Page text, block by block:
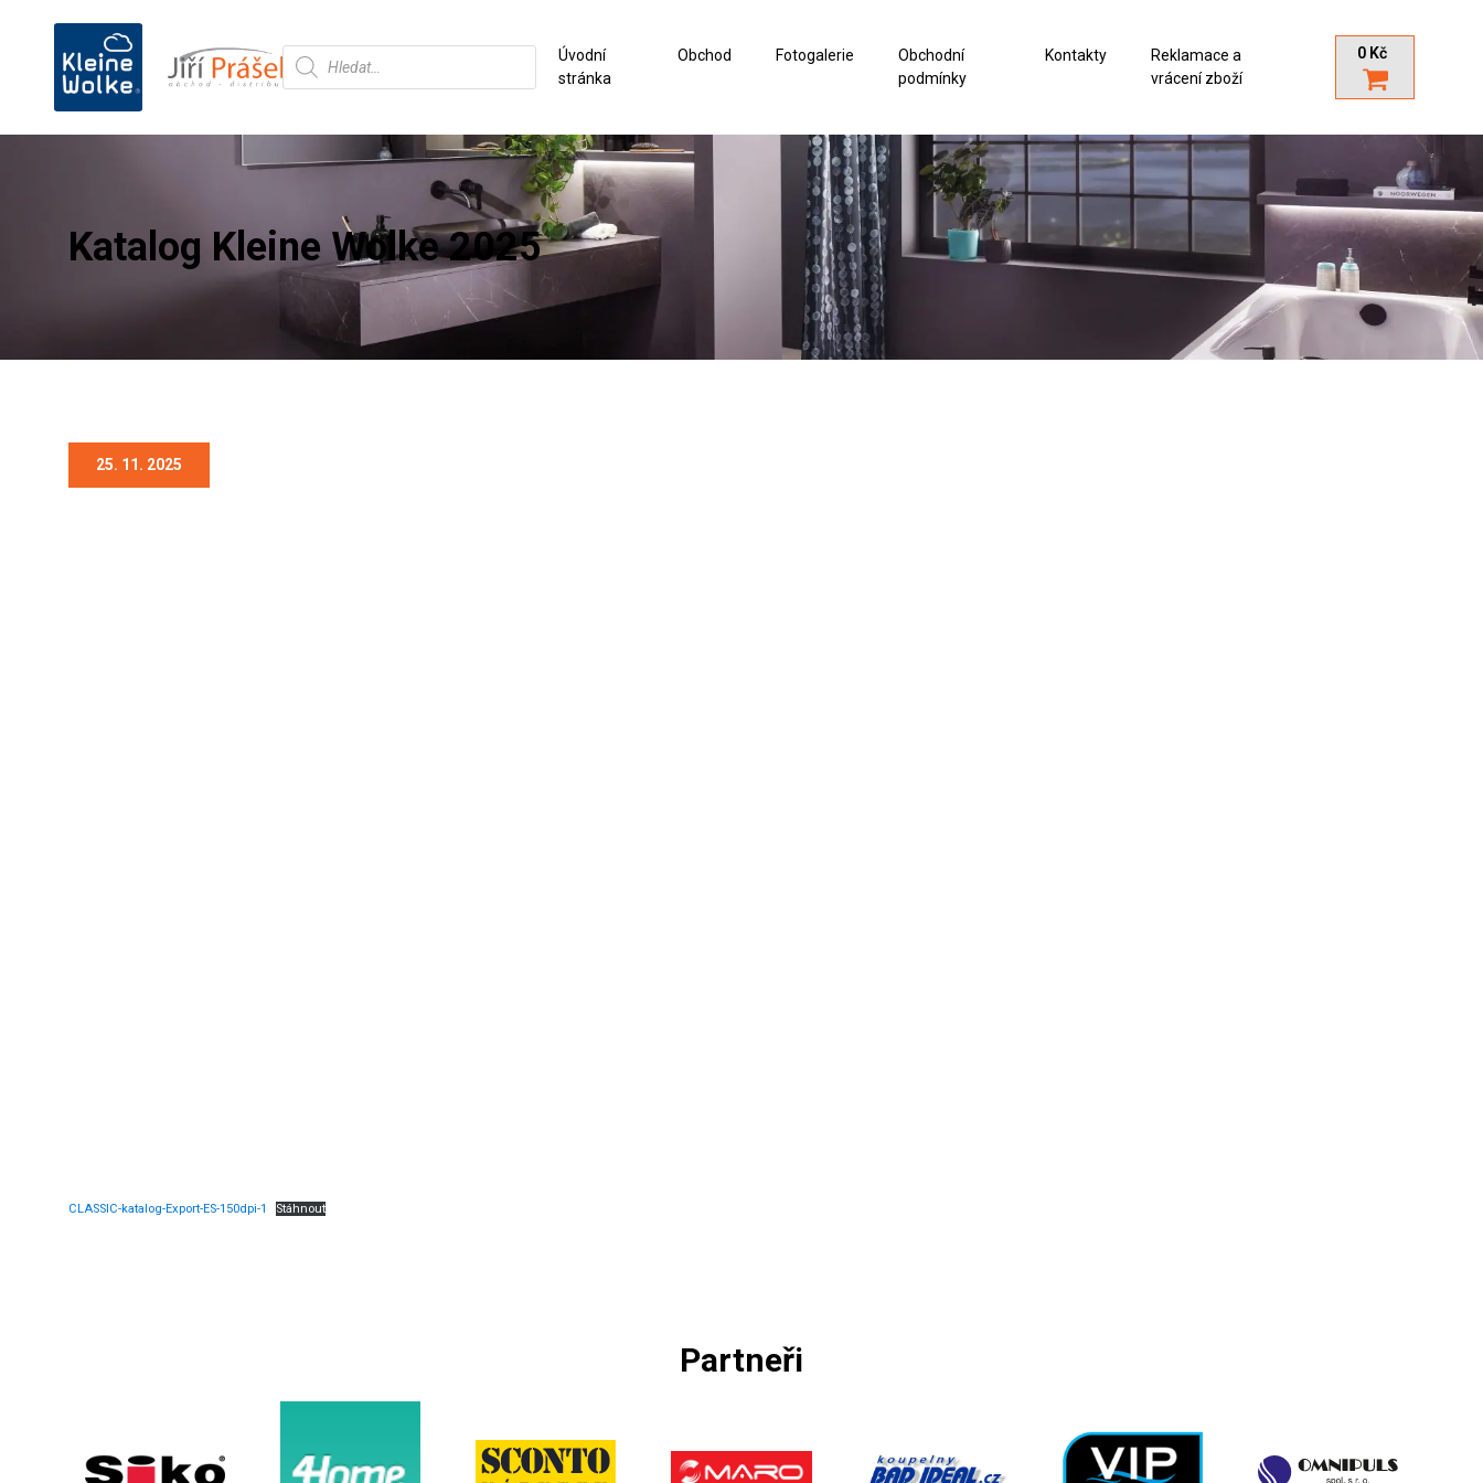
Products
search
Úvodní
stránka
Obchod Fotogalerie
Obchodní
podmínky
Kontakty
Reklamace a
vrácení zboží
0 Kč
Katalog Kleine Wolke 2025
25. 11. 2025
CLASSIC-katalog-Export-ES-150dpi-1 Stáhnout
Partneři